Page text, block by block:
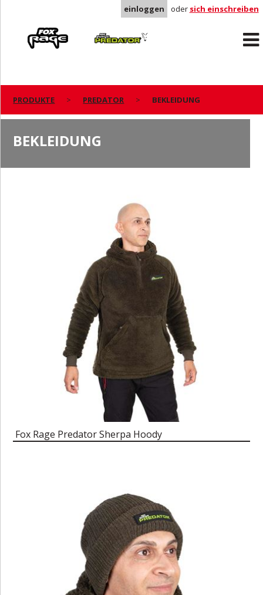
einloggen oder sich einschreiben
Predator
PRODUKTE PREDATOR BEKLEIDUNG
BEKLEIDUNG
Fox Rage Predator Sherpa Hoody